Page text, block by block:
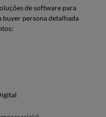
de software para
buyer persona detalhada